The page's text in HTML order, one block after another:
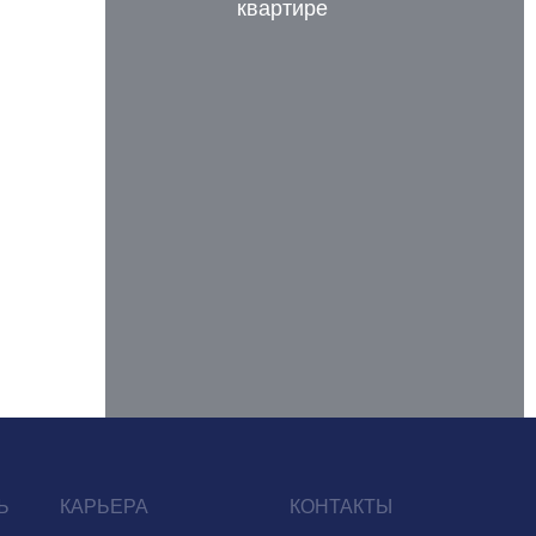
квартире
КАРЬЕРА
КОНТАКТЫ